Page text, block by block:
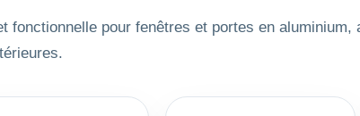
fonctionnelle pour fenêtres et portes en